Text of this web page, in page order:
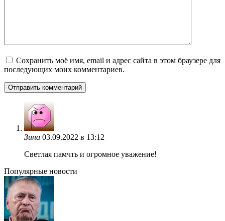
Сохранить моё имя, email и адрес сайта в этом браузере для
последующих моих комментариев.
Зина 03.09.2022 в 13:12
Светлая памчть и огромное уважение!
Популярные новости